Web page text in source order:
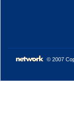
© 2007